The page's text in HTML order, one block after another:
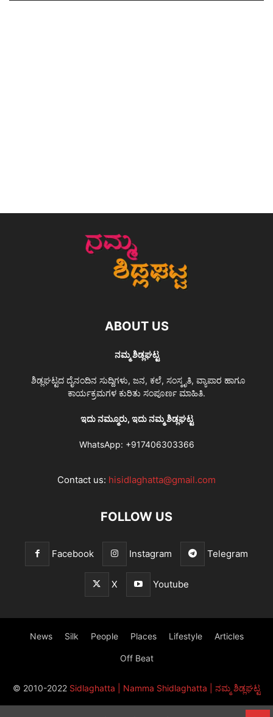
ABOUT US
ನಮ್ಮ ಶಿಡ್ಲಘಟ್ಟ
ಶಿಡ್ಲಘಟ್ಟದ ದೈನಂದಿನ ಸುದ್ದಿಗಳು, ಜನ, ಕಲೆ, ಸಂಸ್ಕೃತಿ, ವ್ಯಾಪಾರ ಹಾಗೂ
ಕಾರ್ಯಕ್ರಮಗಳ ಕುರಿತು ಸಂಪೂರ್ಣ ಮಾಹಿತಿ.
ಇದು ನಮ್ಮೂರು, ಇದು ನಮ್ಮ ಶಿಡ್ಲಘಟ್ಟ
WhatsApp: +917406303366
Contact us: hisidlaghatta@gmail.com
FOLLOW US
Facebook Instagram Telegram
X Youtube
News Silk People Places Lifestyle Articles
Off Beat
© 2010-2022 Sidlaghatta | Namma Shidlaghatta | ನಮ್ಮ ಶಿಡ್ಲಘಟ್ಟ